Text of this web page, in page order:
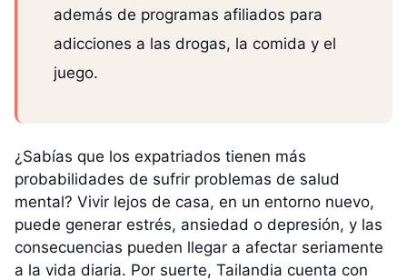
además de programas afiliados para
adicciones a las drogas, la comida y el
juego.
¿Sabías que los expatriados tienen más
probabilidades de sufrir problemas de salud
mental? Vivir lejos de casa, en un entorno nuevo,
puede generar estrés, ansiedad o depresión, y las
consecuencias pueden llegar a afectar seriamente
a la vida diaria. Por suerte, Tailandia cuenta con